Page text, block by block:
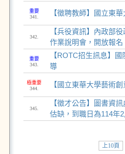
重要
341.
【徵聘教師】國立東
342.
【兵役資訊】內政部
作業說明會，開放報名
重要
343.
【ROTC招生訊息】
導
極重要
344.
【國立東華大學藝術
345.
【徵才公告】圖書資
估缺，到職日為114年
上10頁